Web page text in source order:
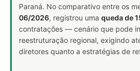
Paraná. No comparativo entre os
06/2026, registrou uma queda de
contratações — cenário que pode
reestruturação regional, exigindo
diretores quanto a estratégias de